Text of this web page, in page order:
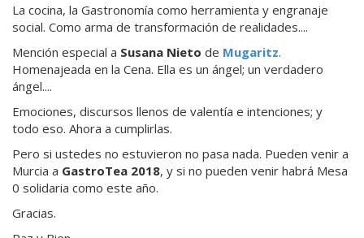
La cocina, la Gastronomía como herramienta y engranaje
social. Como arma de transformación de realidades....
Mención especial a Susana Nieto de Mugaritz.
Homenajeada en la Cena. Ella es un ángel; un verdadero
ángel....
Emociones, discursos llenos de valentía e intenciones; y
todo eso. Ahora a cumplirlas.
Pero si ustedes no estuvieron no pasa nada. Pueden venir a
Murcia a GastroTea 2018, y si no pueden venir habrá Mesa
0 solidaria como este año.
Gracias.